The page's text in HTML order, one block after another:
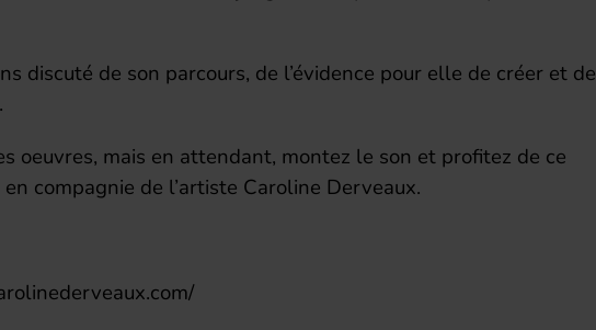
discuté de son parcours, de l’évidence pour elle de créer et de
oeuvres, mais en attendant, montez le son et profitez de ce
compagnie de l’artiste Caroline Derveaux.